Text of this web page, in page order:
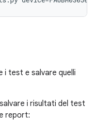
i test e salvare quelli
i risultati del test
report: